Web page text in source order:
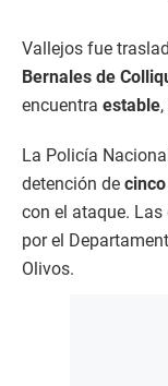
Vallejos fue
Bernales de
encuentra estable
La Policía
detención de
con el ataque.
por el
Olivos.